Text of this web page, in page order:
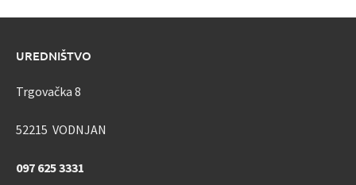
UREDNIŠTVO
Trgovačka 8
52215 VODNJAN
097 625 3331